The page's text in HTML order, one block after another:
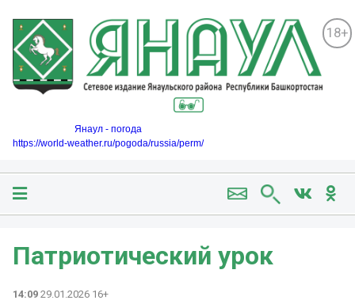
18+
Янаул - погода
https://world-weather.ru/pogoda/russia/perm/
Патриотический урок
14:09 29.01.2026 16+